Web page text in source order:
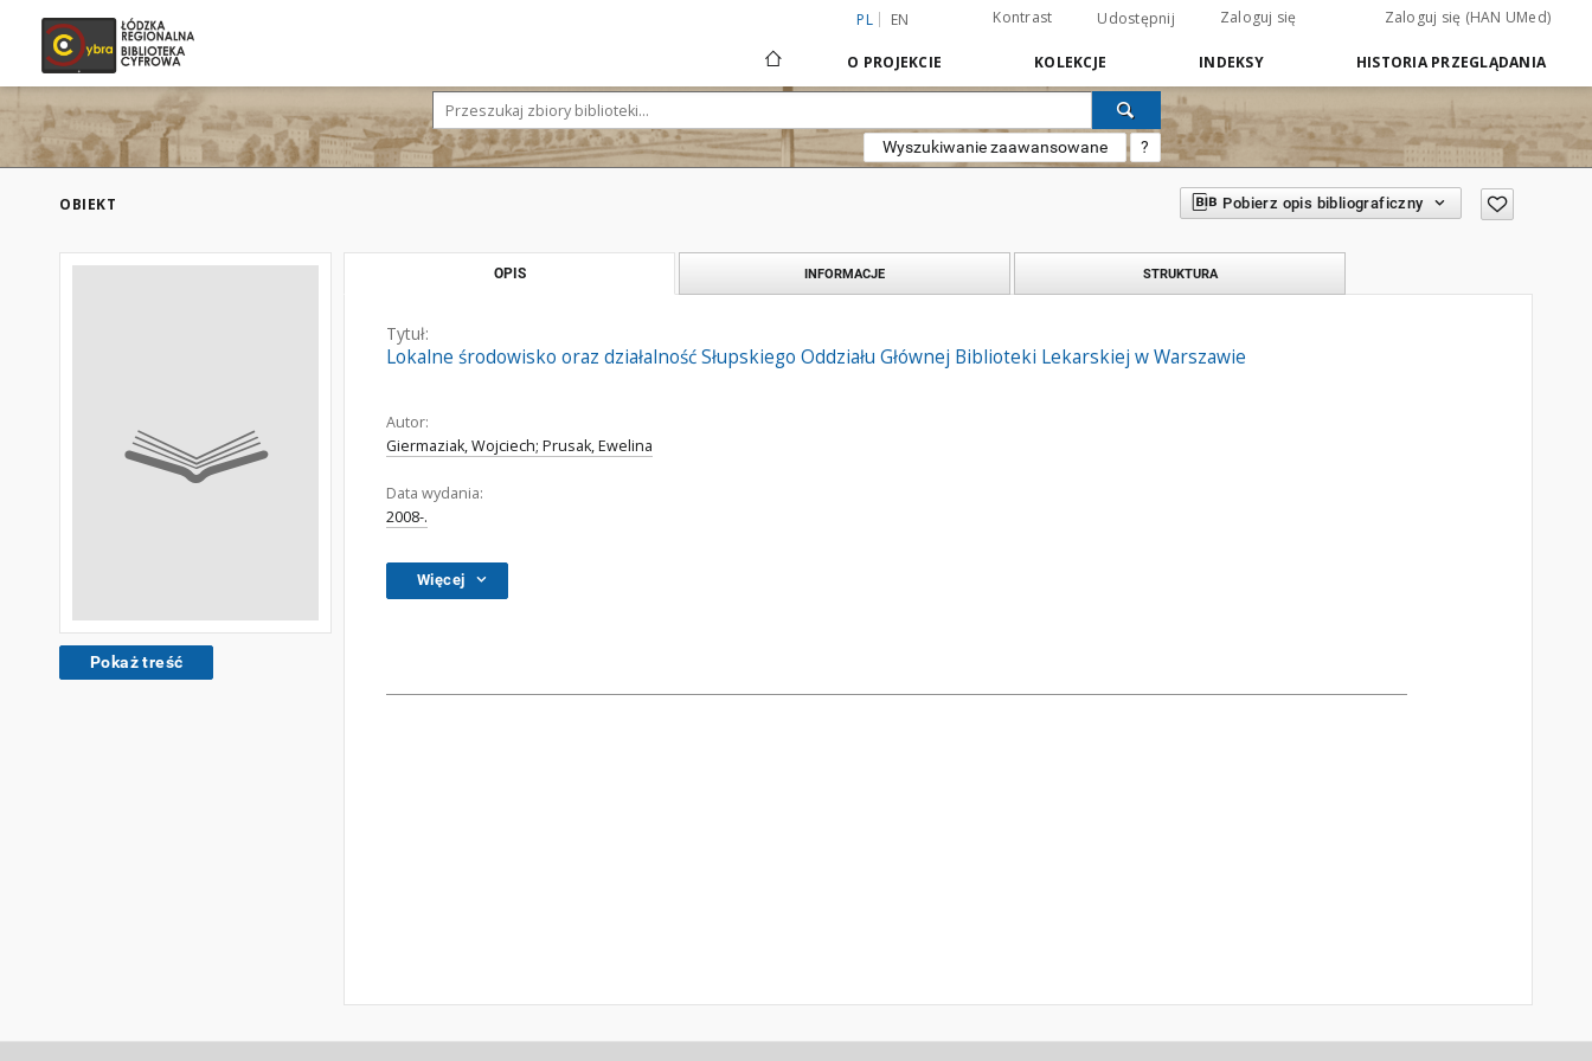
PL EN Kontrast Udostępnij Zaloguj się Zaloguj się (HAN UMed)
O PROJEKCIE KOLEKCJE INDEKSY HISTORIA PRZEGLĄDANIA
Wyszukiwanie zaawansowane ?
OBIEKT Pobierz opis bibliograficzny
Pokaż treść
OPIS INFORMACJE STRUKTURA
Tytuł:
Lokalne środowisko oraz działalność Słupskiego Oddziału Głównej Biblioteki Lekarskiej w Warszawie
Autor:
Giermaziak, Wojciech; Prusak, Ewelina
Data wydania:
2008-.
Więcej